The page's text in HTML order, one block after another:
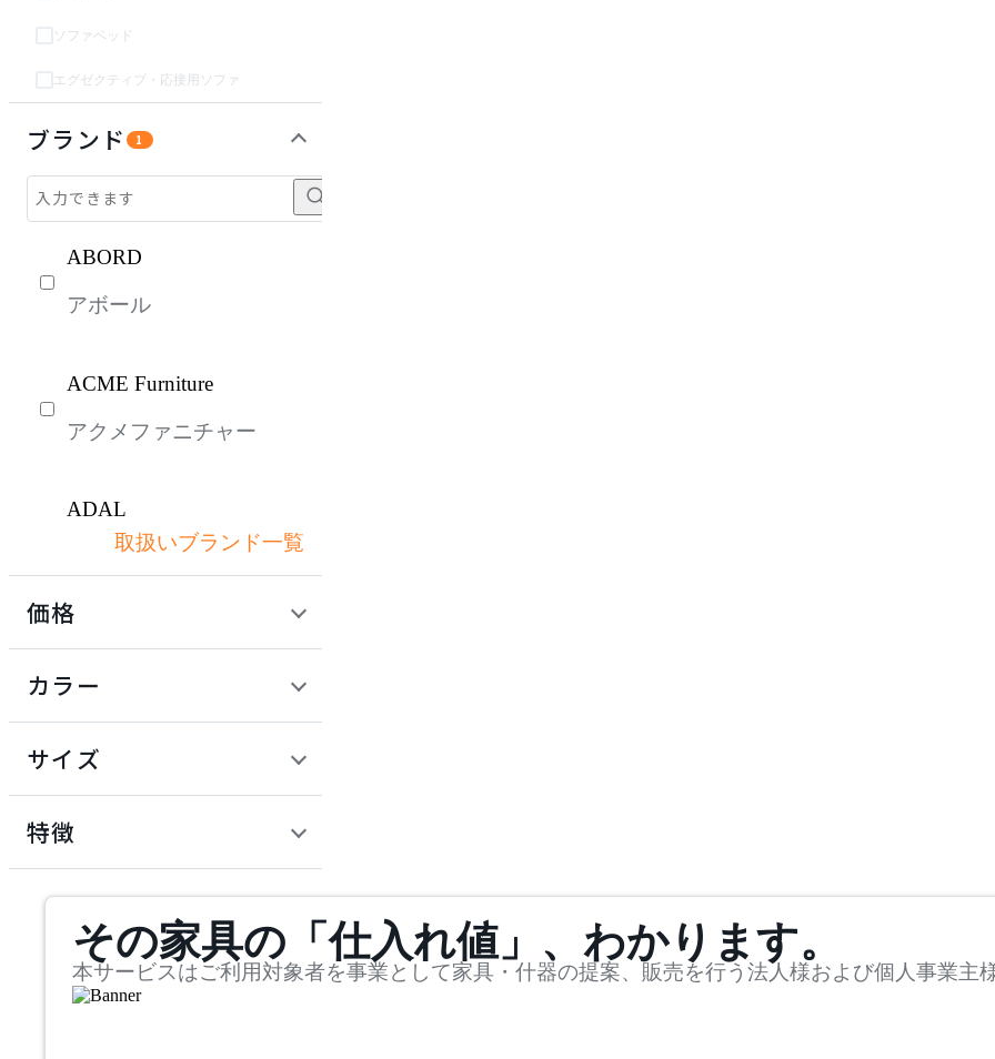
ソファベッド
エグゼクティブ・応接用ソファ
ブランド 1
ABORD
アボール
ACME Furniture
アクメファニチャー
ADAL
アダル
アダルトータルインテリ
ADRS
アリアケ
取扱いブランド一覧
価格
カラー
サイズ
mm
検索
~
特徴
その家具の「仕入れ値」、わかります。
本サービスはご利用対象者を事業として家具・什器の提案、販売を行う法人様および個人事業主